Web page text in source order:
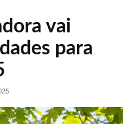
vai
para